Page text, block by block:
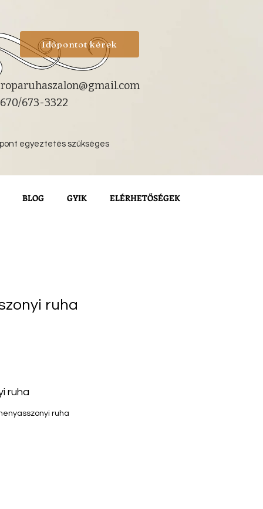
673-3322
egyeztetés szükséges
Időpontot kérek
BLOG GYIK ELÉRHETŐSÉGEK
ruha
ruha
ruha